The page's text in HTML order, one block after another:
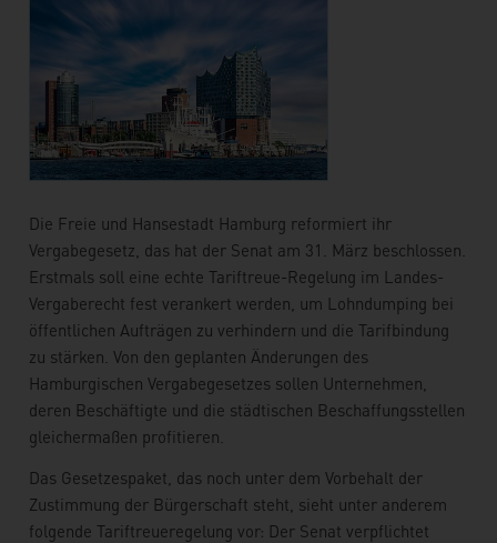
Die Freie und Hansestadt Hamburg reformiert ihr
Vergabegesetz, das hat der Senat am 31. März beschlossen.
Erstmals soll eine echte Tariftreue-Regelung im Landes-
Vergaberecht fest verankert werden, um Lohndumping bei
öffentlichen Aufträgen zu verhindern und die Tarifbindung
zu stärken. Von den geplanten Änderungen des
Hamburgischen Vergabegesetzes sollen Unternehmen,
deren Beschäftigte und die städtischen Beschaffungsstellen
gleichermaßen profitieren.
Das Gesetzespaket, das noch unter dem Vorbehalt der
Zustimmung der Bürgerschaft steht, sieht unter anderem
folgende Tariftreueregelung vor: Der Senat verpflichtet